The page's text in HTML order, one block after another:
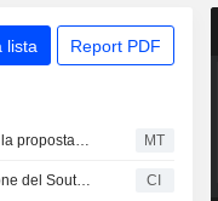
lista Report PDF
APA Group accoglie con favore la proposta di politica sui requisiti di sicurezza energetica nel Victoria MT
APA Group annuncia l'espansione del South West Pipeline nel Victoria CI